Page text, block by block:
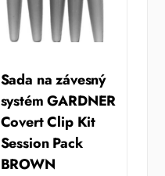
Sada na závesný
systém GARDNER
Covert Clip Kit
Session Pack
BROWN